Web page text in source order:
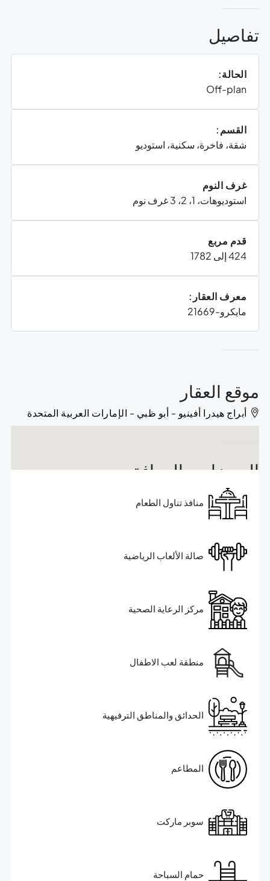
تفاصيل
الحالة:
Off-plan
القسم:
شقة، فاخرة، سكنية، استوديو
غرف النوم
استوديوهات، 1، 2، 3 غرف نوم
قدم مربع
424 إلى 1782
معرف العقار:
مايكرو-21669
موقع العقار
أبراج هيدرا أفينيو - أبو ظبي - الإمارات العربية المتحدة
المميزات والمرافق
منافذ تناول الطعام
صالة الألعاب الرياضية
مركز الرعاية الصحية
منطقة لعب الاطفال
الحدائق والمناطق الترفيهية
المطاعم
سوبر ماركت
حمام السباحة